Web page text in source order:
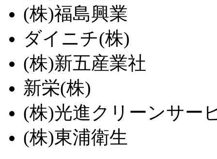
(株)福島興業
ダイニチ(株)
(株)新五産業社
新栄(株)
(株)光進クリーンサー
(株)東浦衛生